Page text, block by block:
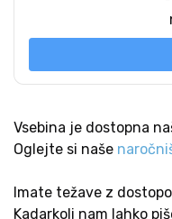
Vsebina je dostopna
Oglejte si naše
Imate težave z
Kadarkoli nam lahko